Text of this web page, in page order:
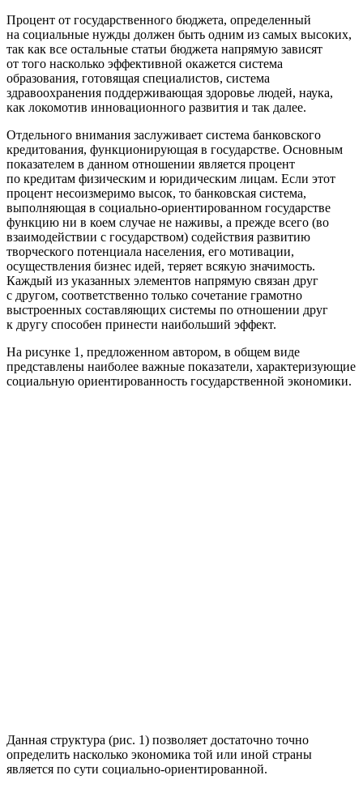
Процент от государственного бюджета, определенный
на социальные нужды должен быть одним из самых высоких,
так как все остальные статьи бюджета напрямую зависят
от того насколько эффективной окажется система
образования, готовящая специалистов, система
здравоохранения поддерживающая здоровье людей, наука,
как локомотив инновационного развития и так далее.
Отдельного внимания заслуживает система банковского
кредитования, функционирующая в государстве. Основным
показателем в данном отношении является процент
по кредитам физическим и юридическим лицам. Если этот
процент несоизмеримо высок, то банковская система,
выполняющая в социально-ориентированном государстве
функцию ни в коем случае не наживы, а прежде всего (во
взаимодействии с государством) содействия развитию
творческого потенциала населения, его мотивации,
осуществления бизнес идей, теряет всякую значимость.
Каждый из указанных элементов напрямую связан друг
с другом, соответственно только сочетание грамотно
выстроенных составляющих системы по отношении друг
к другу способен принести наибольший эффект.
На рисунке 1, предложенном автором, в общем виде
представлены наиболее важные показатели, характеризующие
социальную ориентированность государственной экономики.
Данная структура (рис. 1) позволяет достаточно точно
определить насколько экономика той или иной страны
является по сути социально-ориентированной.